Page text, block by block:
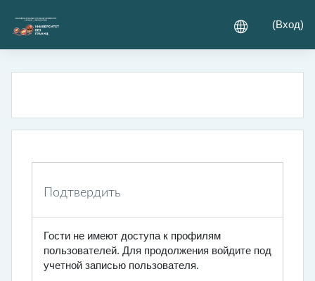
(Вход)
Подтвердить
Гости не имеют доступа к профилям
пользователей. Для продолжения войдите под
учетной записью пользователя.